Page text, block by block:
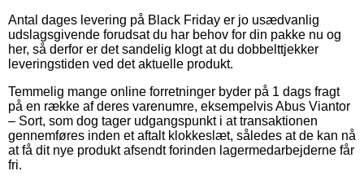
Antal dages levering på Black Friday er jo usædvanlig
udslagsgivende forudsat du har behov for din pakke nu og
her, så derfor er det sandelig klogt at du dobbelttjekker
leveringstiden ved det aktuelle produkt.
Temmelig mange online forretninger byder på 1 dags fragt
på en række af deres varenumre, eksempelvis Abus Viantor
– Sort, som dog tager udgangspunkt i at transaktionen
gennemføres inden et aftalt klokkeslæt, således at de kan nå
at få dit nye produkt afsendt forinden lagermedarbejderne får
fri.